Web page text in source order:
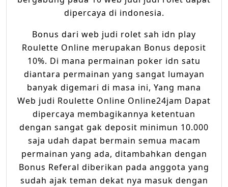
dipercaya di indonesia.
Bonus dari web judi rolet sah idn play
Roulette Online merupakan Bonus deposit
10%. Di mana permainan poker idn satu
diantara permainan yang sangat lumayan
banyak digemari di masa ini, Yang mana
Web judi Roulette Online Online24jam Dapat
dipercaya membagikannya ketentuan
dengan sangat gak deposit minimun 10.000
saja udah dapat bermain semua macam
permainan yang ada, ditambahkan dengan
Bonus Referal diberikan pada anggota yang
sudah ajak teman dekat nya masuk dengan